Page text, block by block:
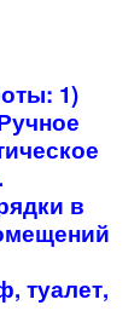
1)
в
туалет,